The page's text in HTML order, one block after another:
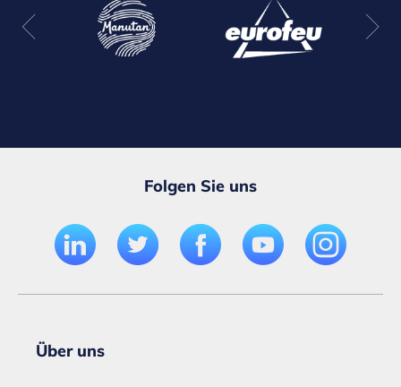
Folgen Sie uns
Über uns